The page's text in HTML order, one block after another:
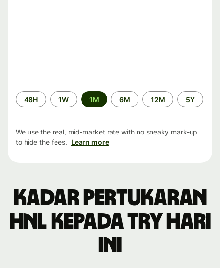
Time
period
48H 1W 1M 6M 12M 5Y
We use the real, mid-market rate with no sneaky mark-up
to hide the fees. Learn more
Kadar pertukaran
HNL kepada TRY hari
ini